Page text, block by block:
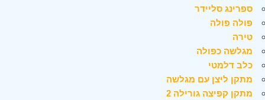
ספרינג סליידר
פולה פולה
טירה
מגלשה כפולה
כלב דלמטי
מתקן ליצן עם מגלשה
מתקן קפיצה גורילה 2